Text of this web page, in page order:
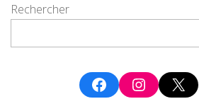
Rechercher
FacebookInstagram
X